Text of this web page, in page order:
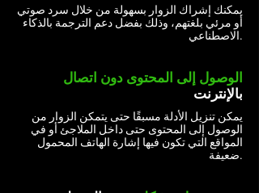
يمكنك إشراك الزوار بسهولة من خلال سرد صوتي
أو مرئي بلغتهم، وذلك بفضل دعم الترجمة بالذكاء
الاصطناعي.
الوصول إلى المحتوى دون اتصال
بالإنترنت
يمكن تنزيل الأدلة مسبقًا حتى يتمكن الزوار من
الوصول إلى المحتوى حتى داخل الملاجئ أو في
المواقع التي تكون فيها إشارة الهاتف المحمول
ضعيفة.